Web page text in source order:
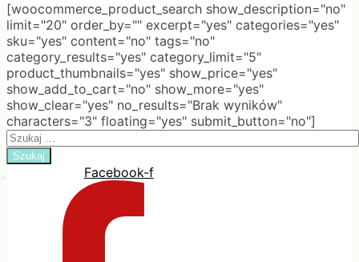
[woocommerce_product_search show_description="no"
limit="20" order_by="" excerpt="yes" categories="yes"
sku="yes" content="no" tags="no"
category_results="yes" category_limit="5"
product_thumbnails="yes" show_price="yes"
show_add_to_cart="no" show_more="yes"
show_clear="yes" no_results="Brak wyników"
characters="3" floating="yes" submit_button="no"]
Search
for:
Facebook-f